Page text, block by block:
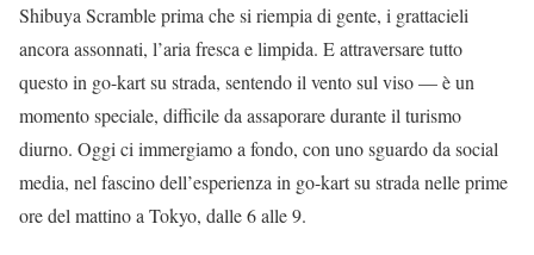
Shibuya Scramble prima che si riempia di gente, i grattacieli
ancora assonnati, l’aria fresca e limpida. E attraversare tutto
questo in go-kart su strada, sentendo il vento sul viso — è un
momento speciale, difficile da assaporare durante il turismo
diurno. Oggi ci immergiamo a fondo, con uno sguardo da social
media, nel fascino dell’esperienza in go-kart su strada nelle prime
ore del mattino a Tokyo, dalle 6 alle 9.